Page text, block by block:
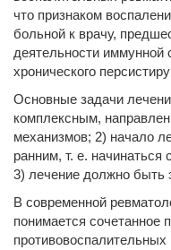
что признаком
больной к врачу,
деятельности
хронического
Основные задачи
комплексным,
механизмов; 2) начало
ранним, т. е. начинаться
3) лечение должно быть
В современной
понимается сочетанное
противовоспалительных